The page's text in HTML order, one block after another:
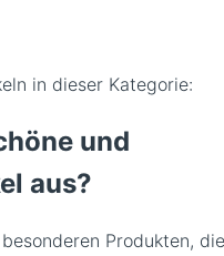
in dieser Kategorie:
und
aus?
Produkten, die